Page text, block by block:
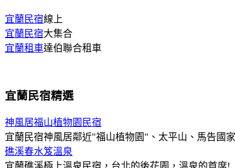
宜蘭民宿線上
宜蘭民宿大集合
宜蘭租車達伯聯合租車
宜蘭民宿精選
神風居福山植物園民宿
宜蘭民宿神風居鄰近"福山植物園"、太平山、馬告國
礁溪春水笈溫泉
宜蘭礁溪極上溫泉民宿，台北的後花園，溫泉的首席!